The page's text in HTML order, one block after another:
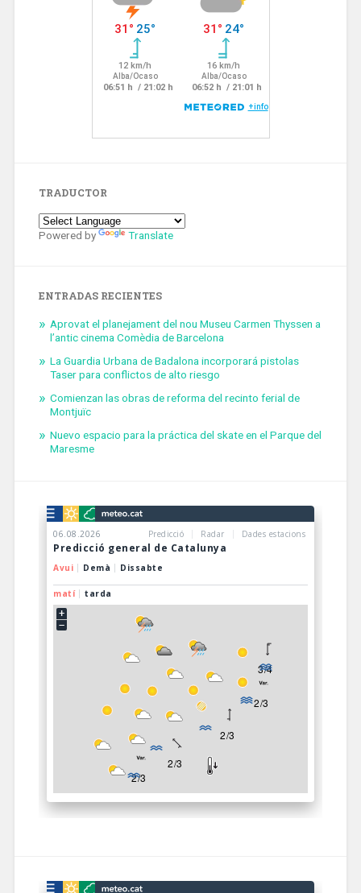
TRADUCTOR
Powered by Translate
ENTRADAS RECIENTES
Aprovat el planejament del nou Museu Carmen Thyssen a
l’antic cinema Comèdia de Barcelona
La Guardia Urbana de Badalona incorporará pistolas
Taser para conflictos de alto riesgo
Comienzan las obras de reforma del recinto ferial de
Montjuïc
Nuevo espacio para la práctica del skate en el Parque del
Maresme